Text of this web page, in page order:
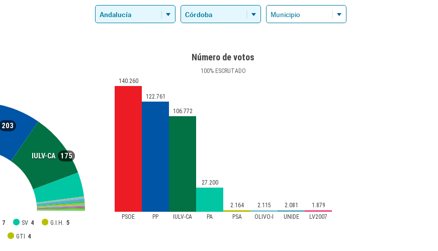
203
IULV-CA 175
7 SV 4 G.I.H.
5
GTI 4
Número de votos
100%ESCRUTADO
PSOE PP IULV-CA PA PSA OLIVO-I UNIDE LV2007
140.260
122.761
106.772
27.200
2.164 2.115 2.081 1.879